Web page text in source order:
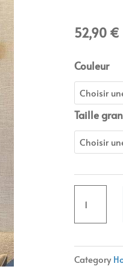
52,90 €
Couleur
Taille
quantité
Horloge
géante
one
two
three
Category